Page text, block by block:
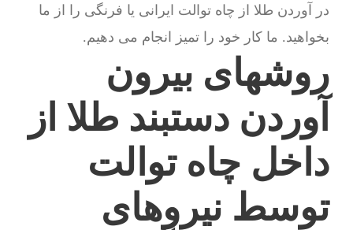
در آوردن طلا از چاه توالت ایرانی یا فرنگی را از ما
بخواهید. ما کار خود را تمیز انجام می دهیم.
روشهای بیرون
آوردن دستبند طلا از
داخل چاه توالت
توسط نیروهای